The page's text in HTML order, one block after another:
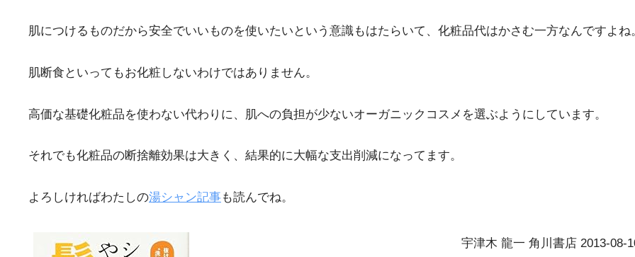
肌につけるものだから安全でいいものを使いたいという意識もはたらいて、化粧品代はかさむ一方なんですよね
肌断食といってもお化粧しないわけではありません。
高価な基礎化粧品を使わない代わりに、肌への負担が少ないオーガニックコスメを選ぶようにしています。
それでも化粧品の断捨離効果は大きく、結果的に大幅な支出削減になってます。
よろしければわたしの湯シャン記事も読んでね。
宇津木 龍一 角川書店 2013-08-